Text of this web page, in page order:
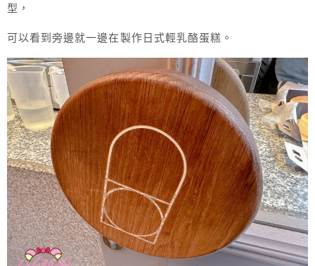
型，
可以看到旁邊就一邊在製作日式輕乳酪蛋糕。